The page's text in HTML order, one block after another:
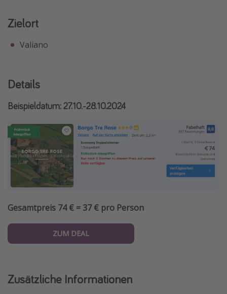
Zielort
Valiano
Details
Beispieldatum: 27.10.-28.10.2024
Gesamtpreis 74 € = 37 € pro Person
ZUM DEAL
Zusätzliche Informationen